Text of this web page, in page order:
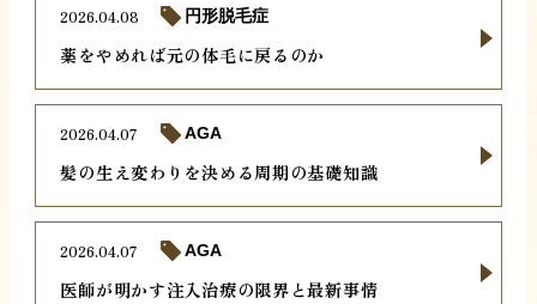
薬をやめれば元の体毛に戻るのか
2026.04.08 円形脱毛症
髪の生え変わりを決める周期の基礎知識
2026.04.07 AGA
医師が明かす注入治療の限界と最新事情
2026.04.07 AGA